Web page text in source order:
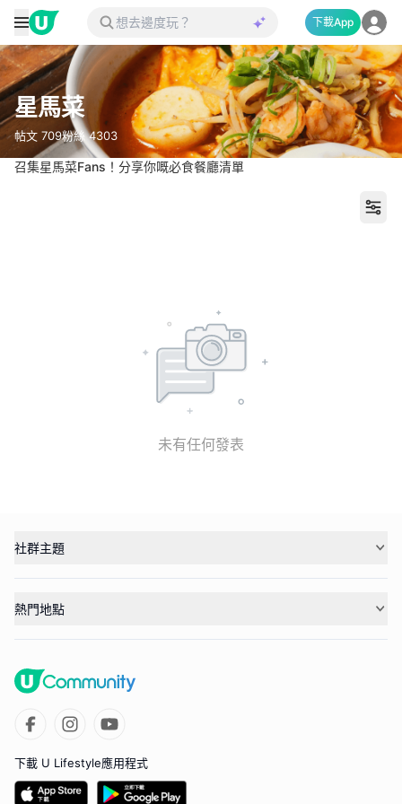
下載App
星馬菜
帖文 709粉絲4303
召集星馬菜Fans！分享你嘅必食餐廳清單
未有任何發表
社群主題
熱門地點
下載 U Lifestyle應用程式